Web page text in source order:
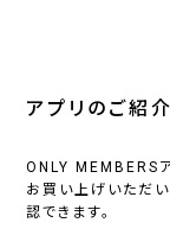
アプリのご紹介
ONLY MEMBERSア
お買い上げいただ
認できます。